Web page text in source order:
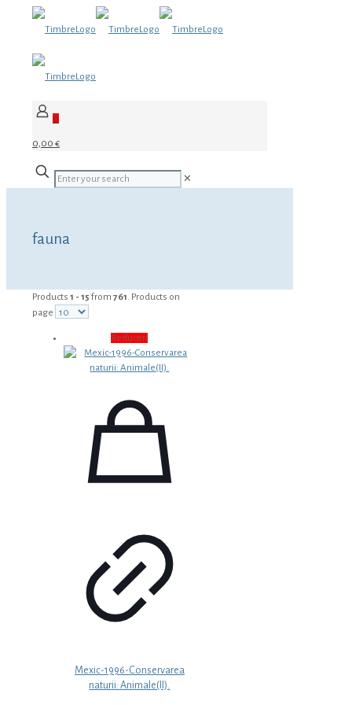
0
0,00 €
✕
fauna
Products 1 - 15 from 761. Products on
page
Reduceri
Mexic-1996-Conservarea
naturii: Animale(II).